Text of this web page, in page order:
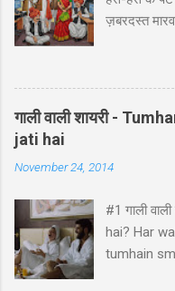
ज़बरदस्त
पढ़ते ही हंसी
धमाकेदार
डायमंड रिंग
है!'
इन चाइना'*
₹5,000 में बेच
इसीलिए तो
लिए! 😜"
गाली वाली शायरी -
jati hai
November 24, 2014
#1 गाली
hai? Har
tumhain